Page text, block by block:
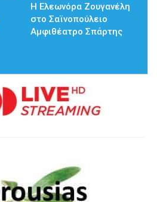
Η Ελεωνόρα Ζουγανέλη
στο Σαϊνοπούλειο
Αμφιθέατρο Σπάρτης